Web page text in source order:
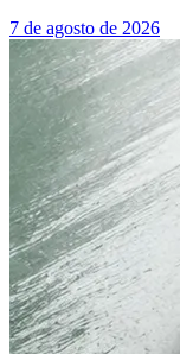
7 de agosto de 2026